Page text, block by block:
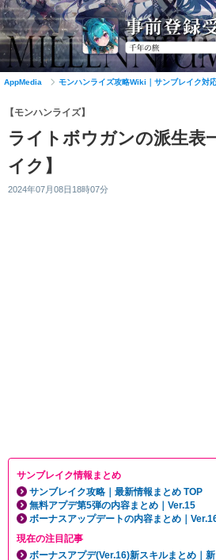
AppMedia モンハンライズ攻略Wiki｜サンブレイク対
【モンハンライズ】
ライトボウガンの派生表
イク】
2024年07月08日18時07分
サンブレイク情報まとめ
サンブレイク攻略｜最新情報まとめ TOP
無料アプデ第5弾の内容まとめ｜Ver.15
ボーナスアップデートの内容まとめ｜
現在の注目記事
ボーナスアプデ(Ver.16)新スキルまとめ｜